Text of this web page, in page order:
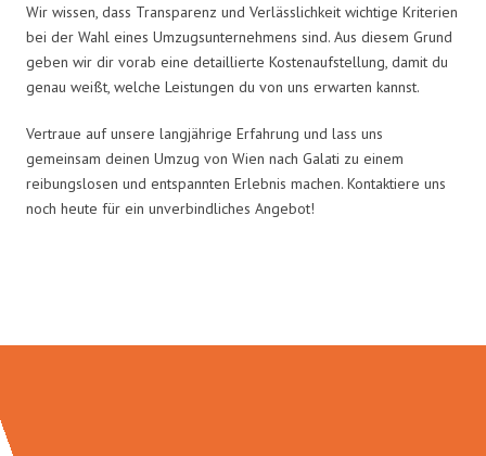
Wir wissen, dass Transparenz und Verlässlichkeit wichtige Kriterien
bei der Wahl eines Umzugsunternehmens sind. Aus diesem Grund
geben wir dir vorab eine detaillierte Kostenaufstellung, damit du
genau weißt, welche Leistungen du von uns erwarten kannst.
Vertraue auf unsere langjährige Erfahrung und lass uns
gemeinsam deinen Umzug von Wien nach Galati zu einem
reibungslosen und entspannten Erlebnis machen. Kontaktiere uns
noch heute für ein unverbindliches Angebot!